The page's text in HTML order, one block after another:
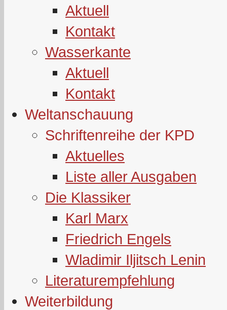
Aktuell
Kontakt
Wasserkante
Aktuell
Kontakt
Weltanschauung
Schriftenreihe der KPD
Aktuelles
Liste aller Ausgaben
Die Klassiker
Karl Marx
Friedrich Engels
Wladimir Iljitsch Lenin
Literaturempfehlung
Weiterbildung